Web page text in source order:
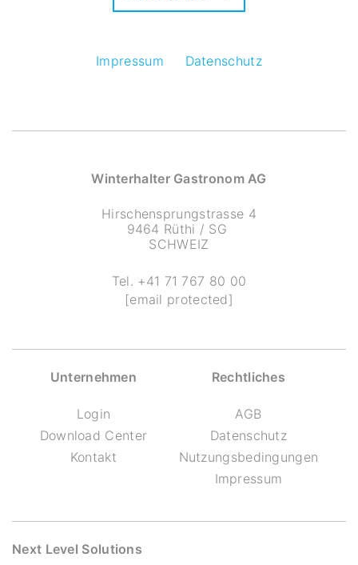
Impressum Datenschutz
Winterhalter Gastronom AG
Hirschensprungstrasse 4
9464 Rüthi / SG
SCHWEIZ
Tel. +41 71 767 80 00
[email protected]
Unternehmen
Login
Download Center
Kontakt
Rechtliches
AGB
Datenschutz
Nutzungsbedingungen
Impressum
Next Level Solutions